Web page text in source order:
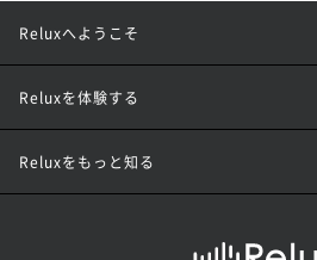
Reluxへようこそ
Reluxを体験する
Reluxをもっと知る